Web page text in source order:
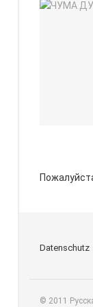
Datenschutz
© 2011